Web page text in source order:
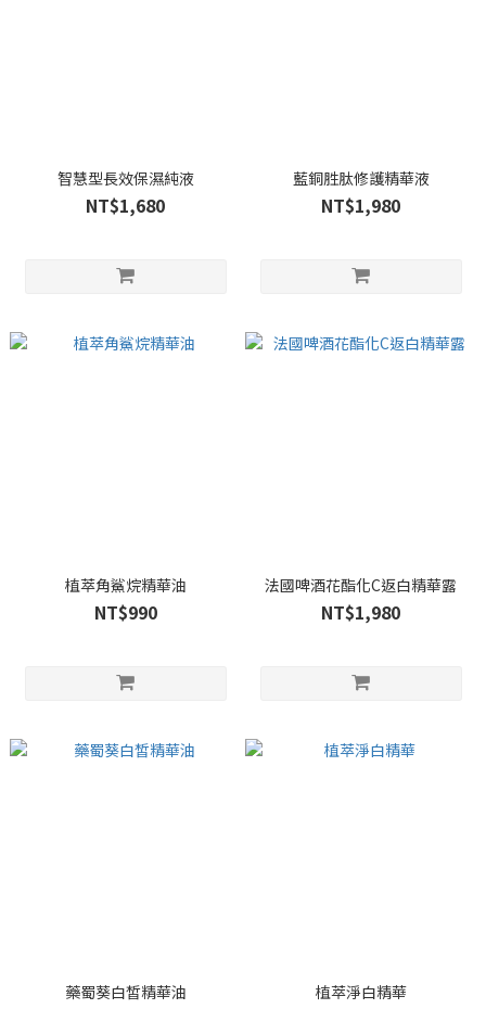
智慧型長效保濕純液
NT$1,680
藍銅胜肽修護精華液
NT$1,980
植萃角鯊烷精華油
NT$990
法國啤酒花酯化C返白精華露
NT$1,980
藥蜀葵白皙精華油 植萃淨白精華